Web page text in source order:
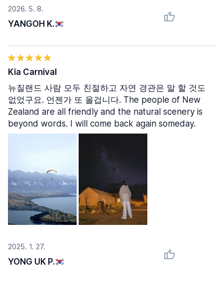
2026. 5. 8.
YANGOH K.
2025. 1. 27.
YONG UK P.
Kia Carnival
뉴질랜드 사람 모두 친절하고 자연 경관은 말 할 것도
없었구요. 언젠가 또 올겁니다. The people of New
Zealand are all friendly and the natural scenery is
beyond words. I will come back again someday.